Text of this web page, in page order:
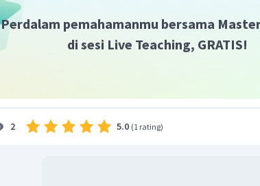
belum
Perdalam pemahamanmu bersama
di sesi Live Teaching, GRATIS!
2 5.0 (1 rating)